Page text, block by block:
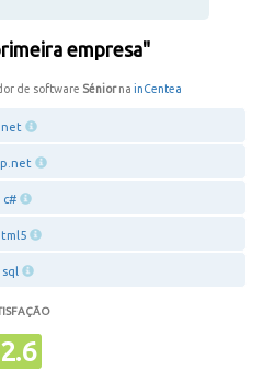
empresa"
de software Séniorna inCentea
.net
c#
sql
2.6